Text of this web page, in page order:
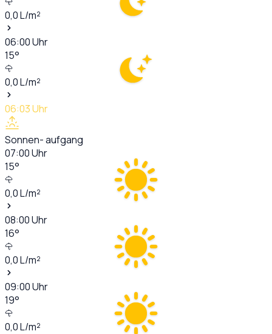
0,0L/m²
06:00Uhr
15°
0,0L/m²
06:03Uhr
Sonnen- aufgang
07:00Uhr
15°
0,0L/m²
08:00Uhr
16°
0,0L/m²
09:00Uhr
19°
0,0L/m²